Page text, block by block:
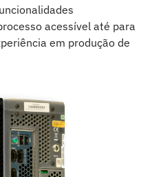
acessível até para
em produção de